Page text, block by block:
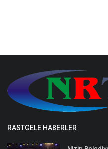
RASTGELE HABERLER